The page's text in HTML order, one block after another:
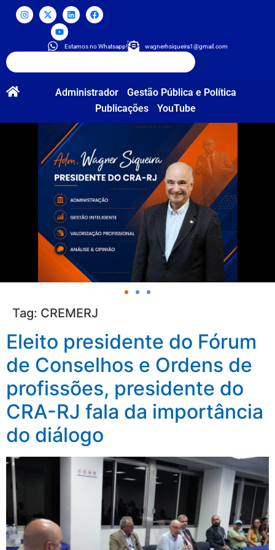
Estamos no Whatsapp! wagnerhsiqueira1@gmail.com
Administrador
Gestão Pública e Política
Publicações
YouTube
Tag: CREMERJ
Eleito presidente do Fórum
de Conselhos e Ordens de
profissões, presidente do
CRA-RJ fala da importância
do diálogo